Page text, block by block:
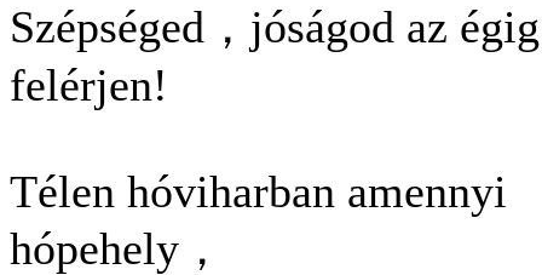
Szépséged，jóságod az égig
felérjen!
Télen hóviharban amennyi
hópehely，